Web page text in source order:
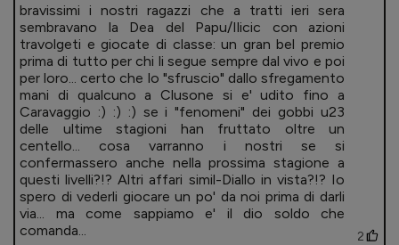
bravissimi i nostri ragazzi che a tratti ieri sera
sembravano la Dea del Papu/Ilicic con azioni
travolgeti e giocate di classe: un gran bel premio
prima di tutto per chi li segue sempre dal vivo e poi
per loro... certo che lo "sfruscio" dallo sfregamento
mani di qualcuno a Clusone si e' udito fino a
Caravaggio :) :) :) se i "fenomeni" dei gobbi u23
delle ultime stagioni han fruttato oltre un
centello... cosa varranno i nostri se si
confermassero anche nella prossima stagione a
questi livelli?!? Altri affari simil-Diallo in vista?!? Io
spero di vederli giocare un po' da noi prima di darli
via... ma come sappiamo e' il dio soldo che
comanda...
2